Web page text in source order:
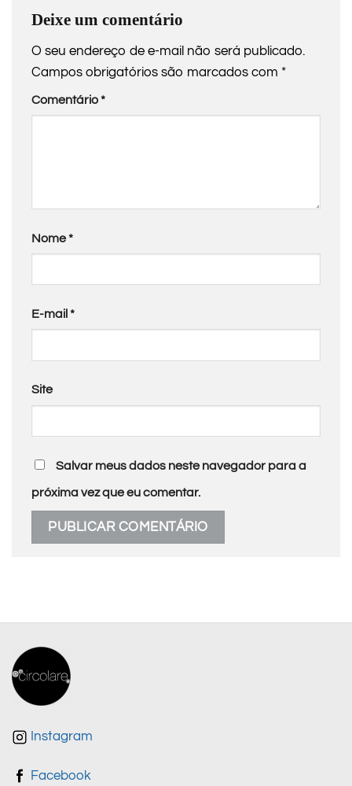
Deixe um comentário
O seu endereço de e-mail não será publicado.
Campos obrigatórios são marcados com *
Comentário*
Nome*
E-mail *
Site
Salvar meus dados neste navegador para a
próxima vez que eu comentar.
Instagram
Facebook